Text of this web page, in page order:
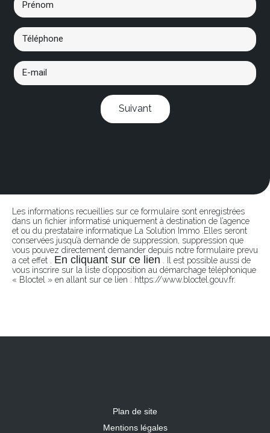
Suivant
Les informations recueillies sur ce formulaire sont enregistrées
dans un fichier informatisé uniquement à destination de l’agence
et ou du prestataire informatique La Solution Immo .Elles seront
conservées jusqu’à demande de suppression, suppression que
vous pouvez directement demander depuis notre formulaire prevu
a cet effet . En cliquant sur ce lien . Il est possible aussi de
vous inscrire sur la liste d’opposition au démarchage téléphonique
« Bloctel » en allant sur ce lien : https://www.bloctel.gouv.fr.
Plan de site
Mentions légales